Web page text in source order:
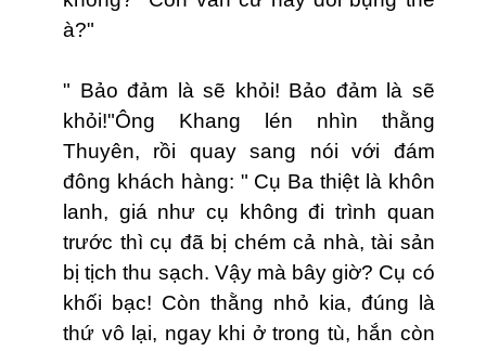
à?"
" Bảo đảm là sẽ khỏi! Bảo đảm là sẽ
khỏi!"Ông Khang lén nhìn thằng
Thuyên, rồi quay sang nói với đám
đông khách hàng: " Cụ Ba thiệt là khôn
lanh, giá như cụ không đi trình quan
trước thì cụ đã bị chém cả nhà, tài sản
bị tịch thu sạch. Vậy mà bây giờ? Cụ có
khối bạc! Còn thằng nhỏ kia, đúng là
thứ vô lại, ngay khi ở trong tù, hắn còn